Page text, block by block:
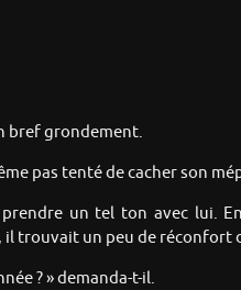
bref grondement.
pas tenté de cacher son
un tel ton avec lui.
trouvait un peu de réconfort
? » demanda-t-il.